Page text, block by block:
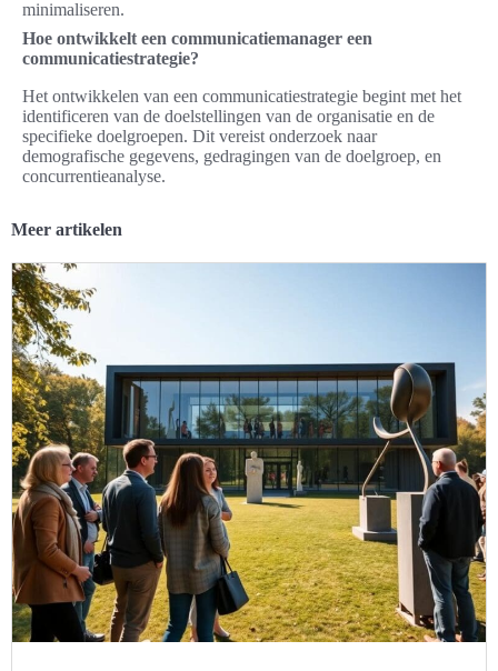
minimaliseren.
Hoe ontwikkelt een communicatiemanager een
communicatiestrategie?
Het ontwikkelen van een communicatiestrategie begint met het
identificeren van de doelstellingen van de organisatie en de
specifieke doelgroepen. Dit vereist onderzoek naar
demografische gegevens, gedragingen van de doelgroep, en
concurrentieanalyse.
Meer artikelen